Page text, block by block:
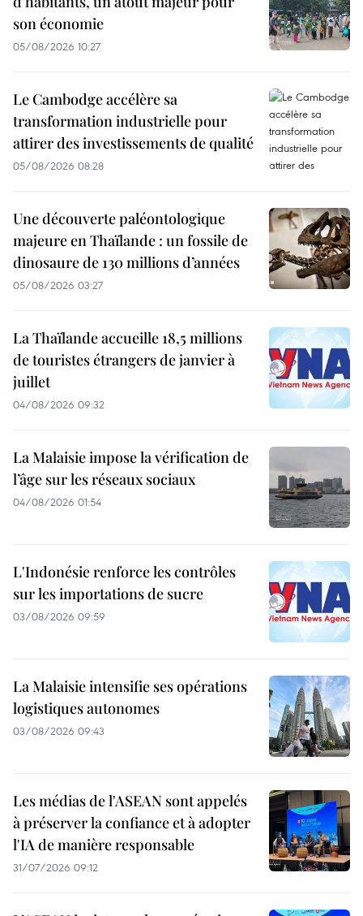
son économie
05/08/2026 10:27
Le Cambodge accélère sa
transformation industrielle pour
attirer des investissements de qualité
05/08/2026 08:28
Une découverte paléontologique
majeure en Thaïlande : un fossile de
dinosaure de 130 millions d’années
05/08/2026 03:27
La Thaïlande accueille 18,5 millions
de touristes étrangers de janvier à
juillet
04/08/2026 09:32
La Malaisie impose la vérification de
l’âge sur les réseaux sociaux
04/08/2026 01:54
L'Indonésie renforce les contrôles
sur les importations de sucre
03/08/2026 09:59
La Malaisie intensifie ses opérations
logistiques autonomes
03/08/2026 09:43
Les médias de l'ASEAN sont appelés
à préserver la confiance et à adopter
l'IA de manière responsable
31/07/2026 09:12